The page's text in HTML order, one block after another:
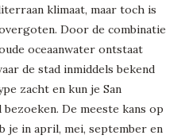
klimaat, maar toch is
Door de combinatie
oceaanwater ontstaat
de stad inmiddels bekend
zacht en kun je San
De meeste kans op
je in april, mei, september en